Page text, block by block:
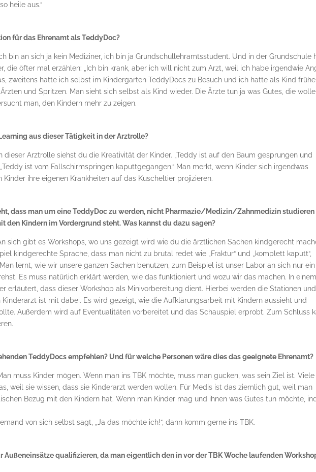
heile aus.“
für das Ehrenamt als TeddyDoc?
bin an sich ja kein Mediziner, ich bin ja Grundschullehramtsstudent. Und in der Grundschule
die öfter mal erzählen: „Ich bin krank, aber ich will nicht zum Arzt, weil ich habe irgendwie
zweitens hatte ich selbst im Kindergarten TeddyDocs zu Besuch und ich hatte als Kind
und Spritzen. Man sieht sich selbst als Kind wieder. Die Ärzte tun ja was Gutes, die
man, den Kindern mehr zu zeigen.
aus dieser Tätigkeit in der Arztrolle?
dieser Arztrolle siehst du die Kreativität der Kinder. „Teddy ist auf den Baum gesprungen und
ist vom Fallschirmspringen kaputtgegangen.“ Man merkt, wenn Kinder sich irgendwas
Kinder ihre eigenen Krankheiten auf das Kuscheltier projizieren.
dass man um eine TeddyDoc zu werden, nicht Pharmazie/Medizin/Zahnmedizin studieren
den Kindern im Vordergrund steht. Was kannst du dazu sagen?
sich gibt es Workshops, wo uns gezeigt wird wie du die ärztlichen Sachen kindgerecht
kindgerechte Sprache, dass man nicht zu brutal redet wie „Fraktur“ und „komplett kaputt“,
lernt, wie wir unsere ganzen Sachen benutzen, zum Beispiel ist unser Labor an sich nur ein
Es muss natürlich erklärt werden, wie das funktioniert und wozu wir das machen. In einem
erläutert, dass dieser Workshop als Minivorbereitung dient. Hierbei werden die Stationen
ist mit dabei. Es wird gezeigt, wie die Aufklärungsarbeit mit Kindern aussieht und
Außerdem wird auf Eventualitäten vorbereitet und das Schauspiel erprobt. Zum Schluss
TeddyDocs empfehlen? Und für welche Personen wäre dies das geeignete Ehrenamt?
muss Kinder mögen. Wenn man ins TBK möchte, muss man gucken, was sein Ziel ist. Viele
weil sie wissen, dass sie Kinderarzt werden wollen. Für Medis ist das ziemlich gut, weil man
Bezug mit den Kindern hat. Wenn man Kinder mag und ihnen was Gutes tun möchte,
von sich selbst sagt, „Ja das möchte ich!“, dann komm gerne ins TBK.
Außeneinsätze qualifizieren, da man eigentlich den in vor der TBK Woche laufenden